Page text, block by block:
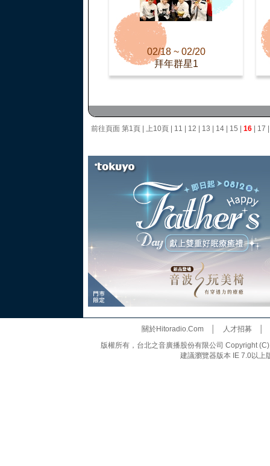
02/18 ~ 02/20
拜年群星1
前往頁面 第1頁 上10頁 11 12 13 14 15 16 17
關於Hitoradio.Com│ 人才招募
版權所有，台北之音廣播股份有限公司 Copyright
建議瀏覽器版本 IE 7.0以上